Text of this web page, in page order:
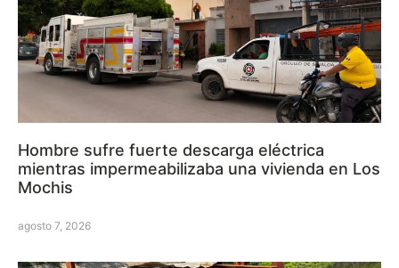
Hombre sufre fuerte descarga eléctrica
mientras impermeabilizaba una vivienda en Los
Mochis
agosto 7, 2026